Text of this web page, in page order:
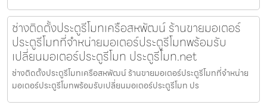
ช่างติดตั้งประตูรีโมทเครือสหพัฒน์ ร้านขายมอเตอร์
ประตูรีโมทที่จำหน่ายมอเตอร์ประตูรีโมทพร้อมรับ
เปลี่ยนมอเตอร์ประตูรีโมท ประตูรีโมท.net
ช่างติดตั้งประตูรีโมทเครือสหพัฒน์ ร้านขายมอเตอร์ประตูรีโมทที่จำหน่าย
มอเตอร์ประตูรีโมทพร้อมรับเปลี่ยนมอเตอร์ประตูรีโมท ปร